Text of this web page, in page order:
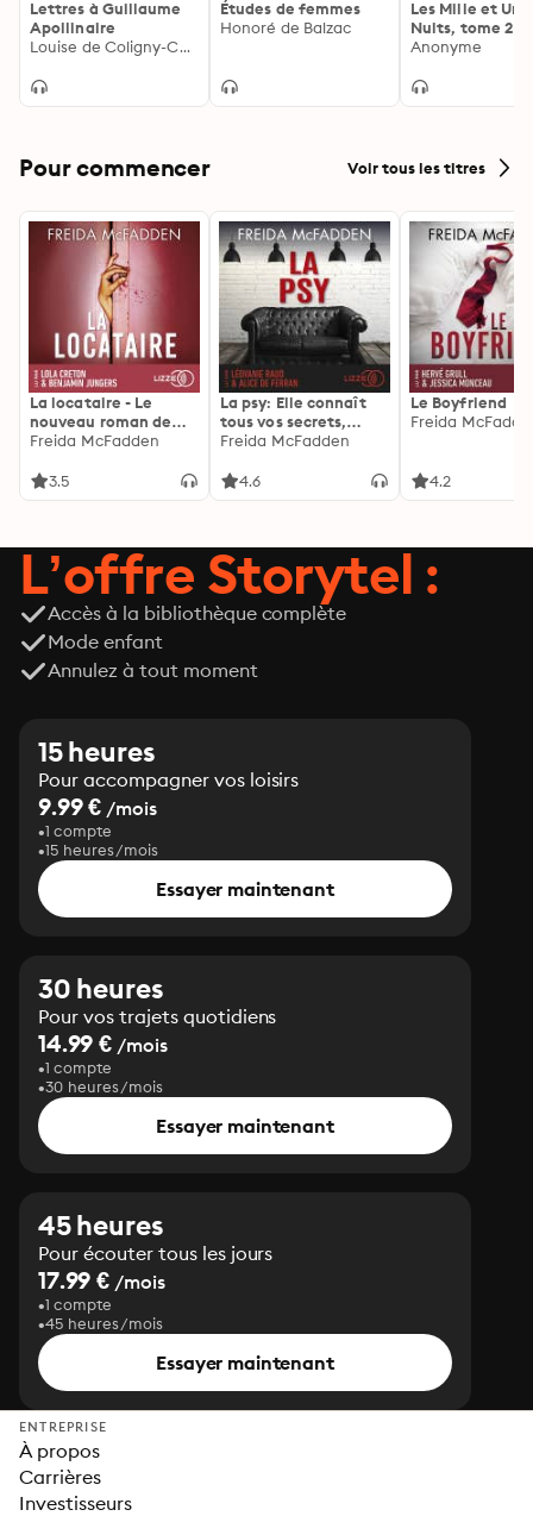
Lettres à Guillaume
Apollinaire
Louise de Coligny-Châtillon
Études de femmes
Honoré de Balzac
Les Mille et Une
Nuits, tome 2
Anonyme
Pour commencer Voir tous les titres
La locataire - Le
nouveau roman de
l'autrice de La femme
Freida McFadden
3.5
La psy: Elle connaît
tous vos secrets,
découvrez les siens ...
Freida McFadden
4.6
Le Boyfriend
Freida
4.2
L’offre Storytel :
Accès à la bibliothèque complète
Mode enfant
Annulez à tout moment
15 heures
Pour accompagner vos loisirs
9.99 € /mois
1 compte
15 heures/mois
Essayer maintenant
30 heures
Pour vos trajets quotidiens
14.99 € /mois
1 compte
30 heures/mois
Essayer maintenant
45 heures
Pour écouter tous les jours
17.99 € /mois
1 compte
45 heures/mois
Essayer maintenant
ENTREPRISE
À propos
Carrières
Investisseurs